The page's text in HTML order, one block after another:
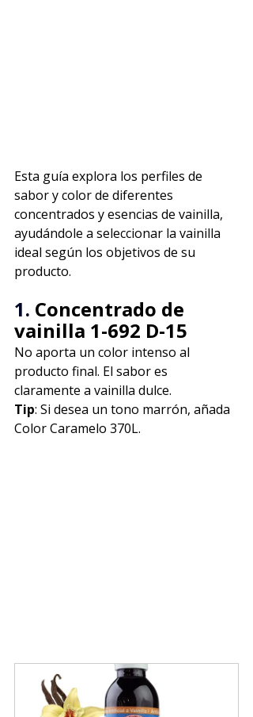
Esta guía explora los perfiles de
sabor y color de diferentes
concentrados y esencias de vainilla,
ayudándole a seleccionar la vainilla
ideal según los objetivos de su
producto.
1. Concentrado de
vainilla 1-692 D-15
No aporta un color intenso al
producto final. El sabor es
claramente a vainilla dulce.
Tip: Si desea un tono marrón, añada
Color Caramelo 370L.